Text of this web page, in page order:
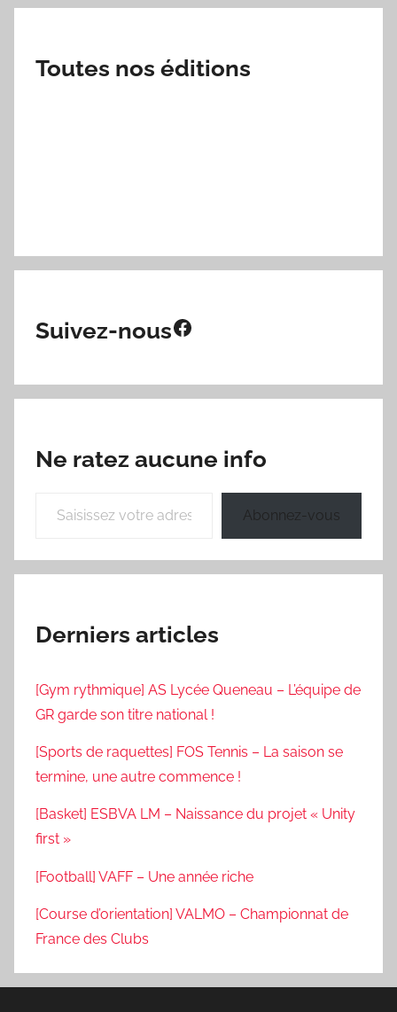
Toutes nos éditions
Suivez-nousFacebook
Ne ratez aucune info
Abonnez-vous
Derniers articles
[Gym rythmique] AS Lycée Queneau – L’équipe de
GR garde son titre national !
[Sports de raquettes] FOS Tennis – La saison se
termine, une autre commence !
[Basket] ESBVA LM – Naissance du projet « Unity
first »
[Football] VAFF – Une année riche
[Course d’orientation] VALMO – Championnat de
France des Clubs